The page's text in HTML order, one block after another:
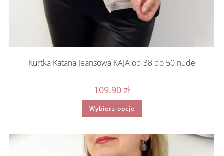
Kurtka Katana Jeansowa KAJA od 38 do 50 nude
109.90 zł
Wybierz opcje
Ten
ma
Opcje
można
wybrać